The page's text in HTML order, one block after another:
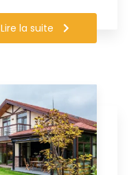
Lire la suite